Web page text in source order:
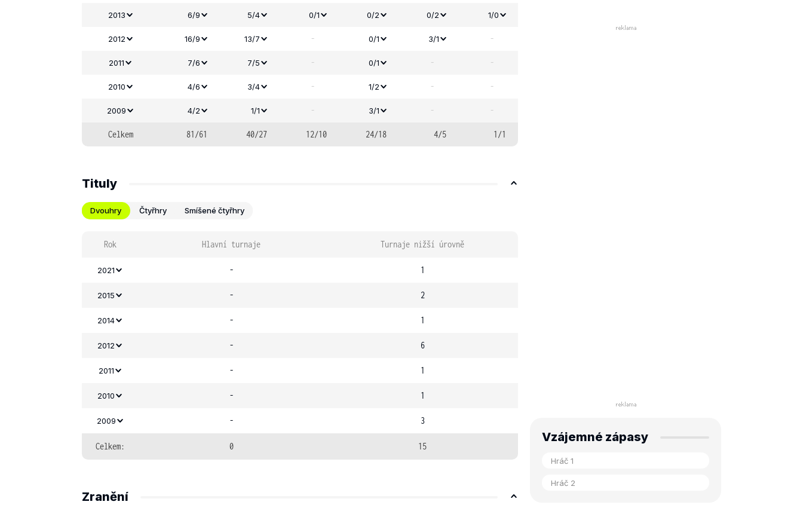
2013 6/9 5/4 0/1 0/2 0/2 1/0
2012 16/9 13/7 - 0/1 3/1 -
2011 7/6 7/5 - 0/1 - -
2010 4/6 3/4 - 1/2 - -
2009 4/2 1/1 - 3/1 - -
Celkem 81/61 40/27 12/10 24/18 4/5 1/1
Tituly
Dvouhry Čtyřhry Smíšené čtyřhry
Rok Hlavní turnaje Turnaje nižší úrovně
2021 - 1
2015 - 2
2014 - 1
2012 - 6
2011 - 1
2010 - 1
2009 - 3
Celkem: 0 15
Zranění
Vzájemné zápasy